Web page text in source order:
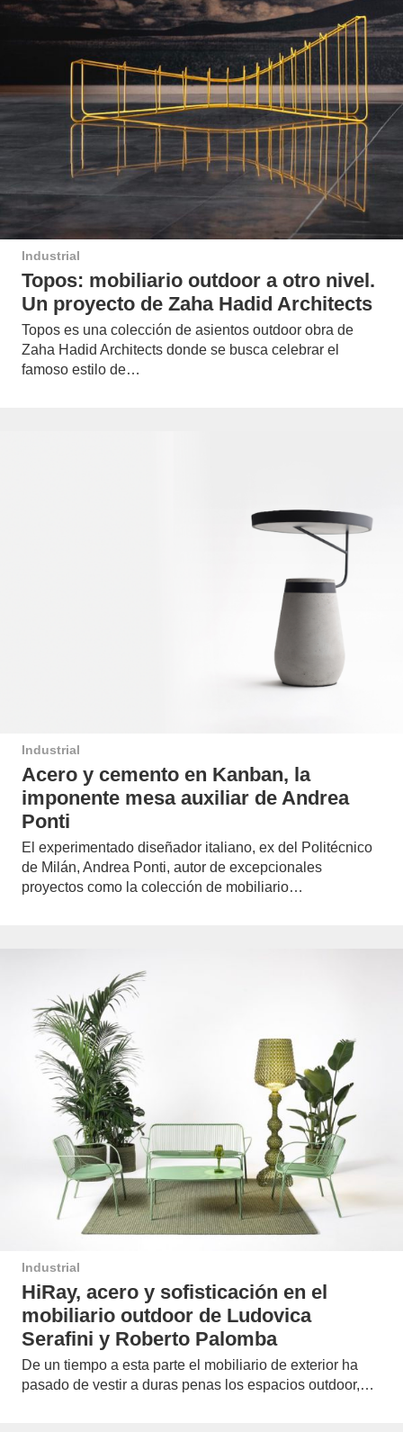
Industrial
Topos: mobiliario outdoor a otro nivel.
Un proyecto de Zaha Hadid Architects
Topos es una colección de asientos outdoor obra de
Zaha Hadid Architects donde se busca celebrar el
famoso estilo de…
Industrial
Acero y cemento en Kanban, la
imponente mesa auxiliar de Andrea
Ponti
El experimentado diseñador italiano, ex del Politécnico
de Milán, Andrea Ponti, autor de excepcionales
proyectos como la colección de mobiliario…
Industrial
HiRay, acero y sofisticación en el
mobiliario outdoor de Ludovica
Serafini y Roberto Palomba
De un tiempo a esta parte el mobiliario de exterior ha
pasado de vestir a duras penas los espacios outdoor,…